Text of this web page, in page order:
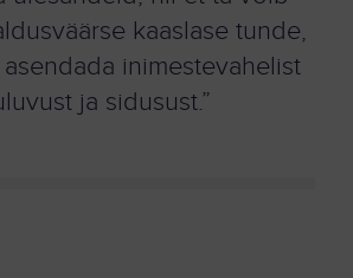
kaaslase tunde,
inimestevahelist
ja sidusust.”